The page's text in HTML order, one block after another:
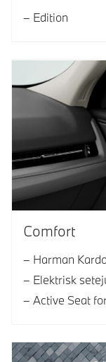
Edition
Comfort
Harman
Elektrisk
Active Seat